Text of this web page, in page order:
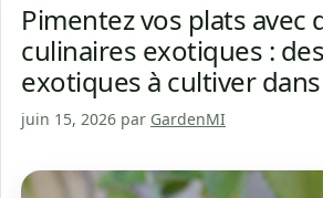
Pimentez vos plats avec
culinaires exotiques :
exotiques à cultiver
juin 15, 2026 par GardenMI